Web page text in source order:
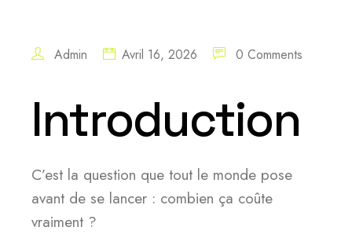
Admin Avril 16, 2026 0 Comments
Introduction
C’est la question que tout le monde pose
avant de se lancer : combien ça coûte
vraiment ?